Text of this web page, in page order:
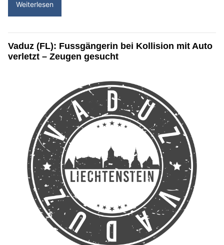
Weiterlesen
Vaduz (FL): Fussgängerin bei Kollision mit Auto
verletzt – Zeugen gesucht